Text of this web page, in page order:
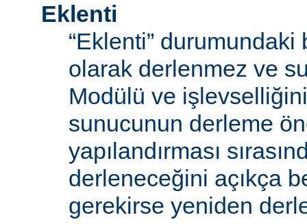
Eklenti
“Eklenti”
olarak derlenmez ve
Modülü ve
sunucunun derleme
yapılandırması
derleneceğini açıkça
gerekirse yeniden